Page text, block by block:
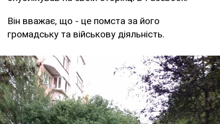
Він вважає, що - це помста за його
громадську та військову діяльність.